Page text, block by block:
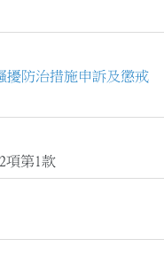
擾防治措施申訴及懲戒
項第1款